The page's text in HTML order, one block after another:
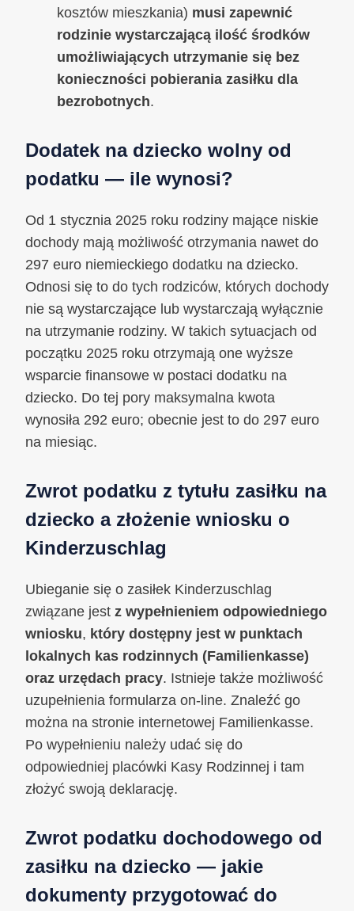
kosztów mieszkania) musi zapewnić
rodzinie wystarczającą ilość środków
umożliwiających utrzymanie się bez
konieczności pobierania zasiłku dla
bezrobotnych.
Dodatek na dziecko wolny od
podatku — ile wynosi?
Od 1 stycznia 2025 roku rodziny mające niskie
dochody mają możliwość otrzymania nawet do
297 euro niemieckiego dodatku na dziecko.
Odnosi się to do tych rodziców, których dochody
nie są wystarczające lub wystarczają wyłącznie
na utrzymanie rodziny. W takich sytuacjach od
początku 2025 roku otrzymają one wyższe
wsparcie finansowe w postaci dodatku na
dziecko. Do tej pory maksymalna kwota
wynosiła 292 euro; obecnie jest to do 297 euro
na miesiąc.
Zwrot podatku z tytułu zasiłku na
dziecko a złożenie wniosku o
Kinderzuschlag
Ubieganie się o zasiłek Kinderzuschlag
związane jest z wypełnieniem odpowiedniego
wniosku, który dostępny jest w punktach
lokalnych kas rodzinnych (Familienkasse)
oraz urzędach pracy. Istnieje także możliwość
uzupełnienia formularza on-line. Znaleźć go
można na stronie internetowej Familienkasse.
Po wypełnieniu należy udać się do
odpowiedniej placówki Kasy Rodzinnej i tam
złożyć swoją deklarację.
Zwrot podatku dochodowego od
zasiłku na dziecko — jakie
dokumenty przygotować do